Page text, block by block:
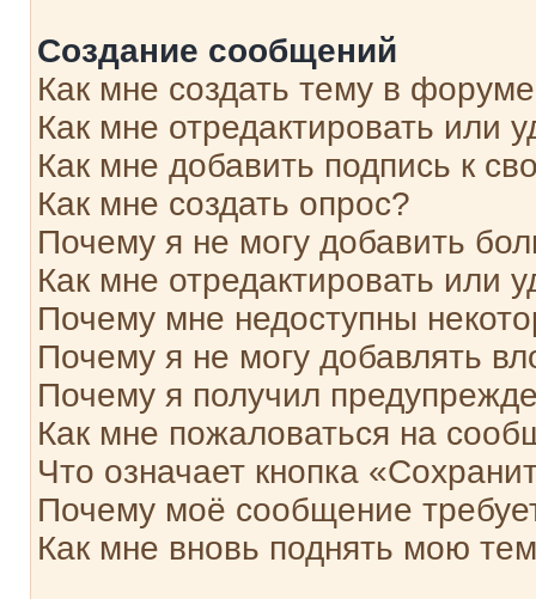
Создание сообщений
Как мне создать тему в
Как мне отредактировать или
Как мне добавить подпись к
Как мне создать опрос?
Почему я не могу добавить
Как мне отредактировать или
Почему мне недоступны
Почему я не могу добавлять
Почему я получил
Как мне пожаловаться на
Что означает кнопка
Почему моё сообщение
Как мне вновь поднять мою